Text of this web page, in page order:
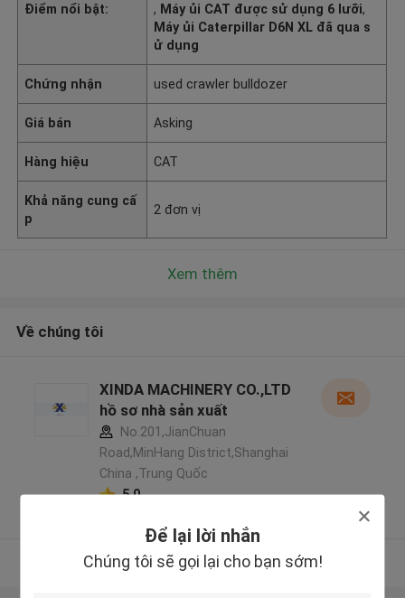
Để lại lời nhắn
Chúng tôi sẽ gọi lại cho bạn sớm!
Điểm nổi bật:
, Máy ủi CAT được sử dụng 6 lưỡi,
Máy ủi Caterpillar D6N XL đã qua s
ử dụng
Chứng nhận used crawler bulldozer
Giá bán Asking
Hàng hiệu CAT
Khả năng cung cấ
p
2 đơn vị
Xem thêm
Về chúng tôi
XINDA MACHINERY CO.,LTD
hồ sơ nhà sản xuất
No.201,JianChuan
Road,MinHang District,Shanghai
China ,Trung Quốc
5.0
Xem thêm